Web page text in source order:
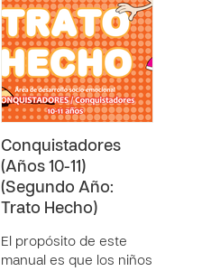
Conquistadores
(Años 10-11)
(Segundo Año:
Trato Hecho)
El propósito de este
manual es que los niños